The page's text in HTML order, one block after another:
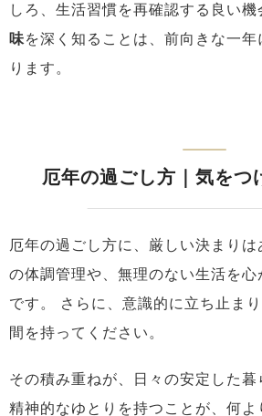
しろ、生活習慣を再確認する良い機
味を深く知ることは、前向きな一
ります。
厄年の過ごし方｜気をつ
厄年の過ごし方に、厳しい決まりは
の体調管理や、無理のない生活を心
です。
さらに、意識的に立ち止ま
間を持ってください。
その積み重ねが、日々の安定した暮
精神的なゆとりを持つことが、何よ